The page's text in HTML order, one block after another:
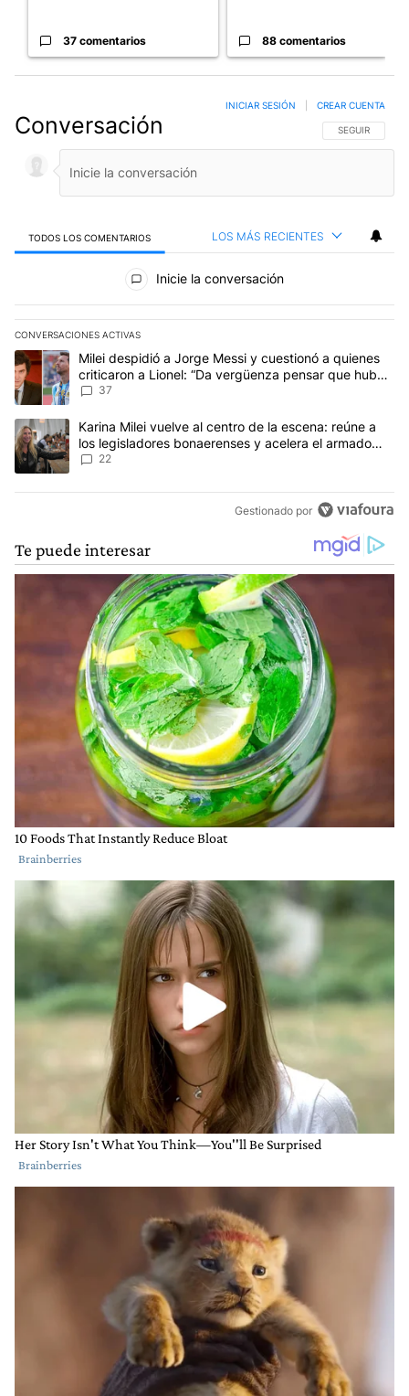
37 comentarios 88 comentarios
Conversación SIGA ESTA
SEGUIR
INICIAR SESIÓN CREAR CUENTA
TODOS LOS COMENTARIOS LOS MÁS RECIENTES
Todos los comentarios
Inicie la conversación
CONVERSACIONES ACTIVAS
Este listado muestra los artículos con más comentarios en los
Un artículo de tendencia con el título "Milei despidió a Jorge
Milei despidió a Jorge Messi y cuestionó a quienes
criticaron a Lionel: “Da vergüenza pensar que hubo
anti-Messi”
37
Un artículo de tendencia con el título "Karina Milei vuelve al
Karina Milei vuelve al centro de la escena: reúne a
los legisladores bonaerenses y acelera el armado
para 2027
22
Gestionado por